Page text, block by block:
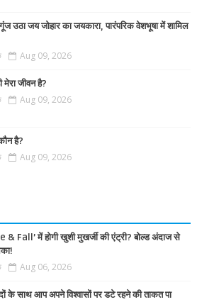
उठा जय जोहार का जयकारा, पारंपरिक वेशभूषा में शामिल
Aug 09, 2026
मेरा जीवन है?
Aug 09, 2026
है?
Aug 09, 2026
& Fall’ में होगी खुशी मुखर्जी की एंट्री? बोल्ड अंदाज से
Aug 06, 2026
के साथ आप अपने विश्वासों पर डटे रहने की ताकत पा